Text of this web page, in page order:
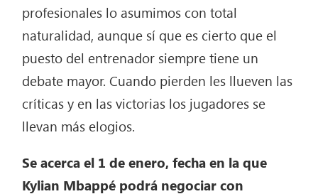
profesionales lo asumimos con total
naturalidad, aunque sí que es cierto que el
puesto del entrenador siempre tiene un
debate mayor. Cuando pierden les llueven las
críticas y en las victorias los jugadores se
llevan más elogios.
Se acerca el 1 de enero, fecha en la que
Kylian Mbappé podrá negociar con